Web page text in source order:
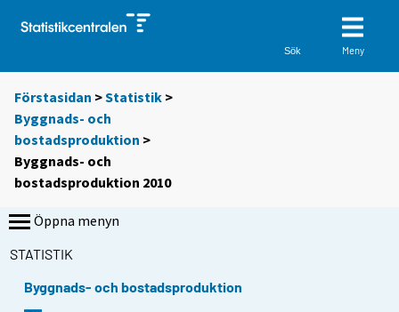
Sök Meny
Förstasidan >Statistik >
Byggnads- och
bostadsproduktion >
Byggnads- och
bostadsproduktion 2010
Öppna menyn
STATISTIK
Byggnads- och bostadsproduktion